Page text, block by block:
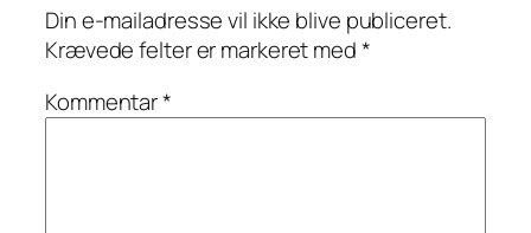
Din e-mailadresse vil ikke blive publiceret.
Krævede felter er markeret med*
Kommentar*